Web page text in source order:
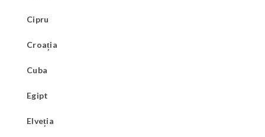
Cipru
Croația
Cuba
Egipt
Elveția